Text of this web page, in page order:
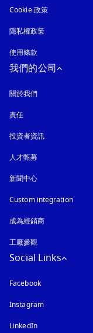
Cookie 政策以新標籤頁開啟
隱私權政策
使用條款
我們的公司
關於我們
責任
投資者資訊
人才甄募
新聞中心
Custom integration
成為經銷商
工廠參觀
Social Links
Facebook
Instagram以新標籤頁開啟
LinkedIn